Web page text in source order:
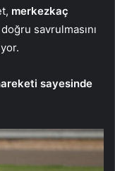
merkezkaç
savrulmasını
sayesinde